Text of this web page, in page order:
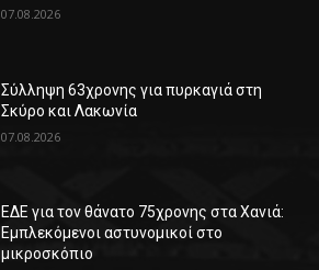
07.08.2026
Σύλληψη 63χρονης για πυρκαγιά στη
Σκύρο και Λακωνία
07.08.2026
ΕΔΕ για τον θάνατο 75χρονης στα Χανιά:
Εμπλεκόμενοι αστυνομικοί στο
μικροσκόπιο